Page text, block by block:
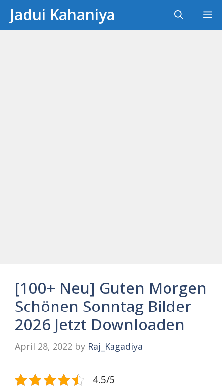
SkipJadui Kahaniya
[100+ Neu] Guten Morgen
Schönen Sonntag Bilder
2026 Jetzt Downloaden
April 28, 2022 by Raj_Kagadiya
4.5/5